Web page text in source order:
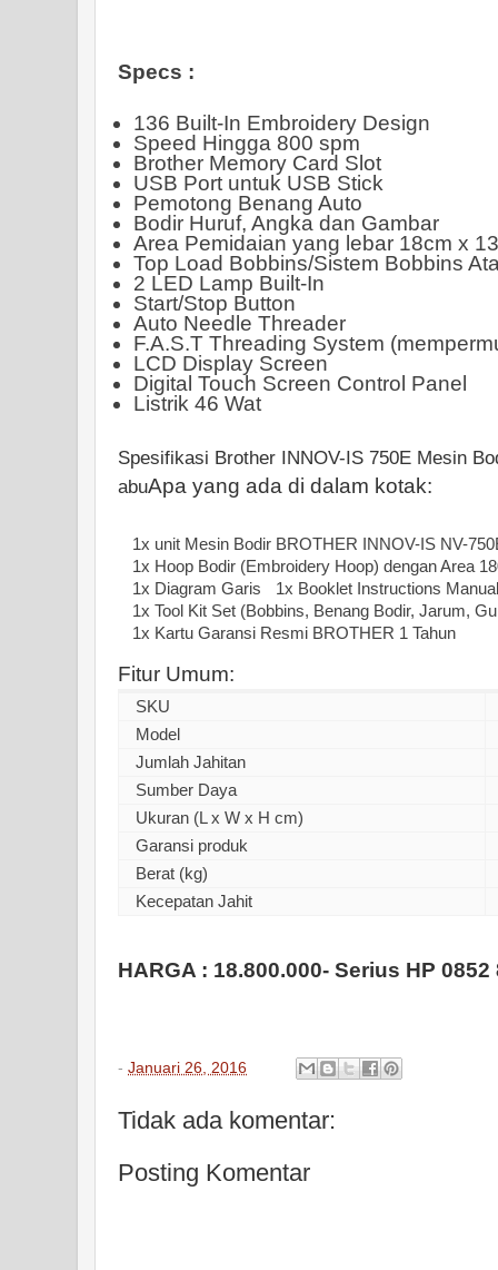
Specs :
136 Built-In Embroidery Design
Speed Hingga 800 spm
Brother Memory Card Slot
USB Port untuk USB Stick
Pemotong Benang Auto
Bodir Huruf, Angka dan Gambar
Area Pemidaian yang lebar 18cm x
Top Load Bobbins/Sistem Bobbins
2 LED Lamp Built-In
Start/Stop Button
Auto Needle Threader
F.A.S.T Threading System
LCD Display Screen
Digital Touch Screen Control Panel
Listrik 46 Wat
Spesifikasi Brother INNOV-IS 750E Mesin
abuApa yang ada di dalam kotak:
1x unit Mesin Bodir BROTHER INNOV-IS NV-
1x Hoop Bodir (Embroidery Hoop) dengan Area
1x Diagram Garis
1x Booklet Instructions Manual
1x Tool Kit Set (Bobbins, Benang Bodir, Jarum,
1x Kartu Garansi Resmi BROTHER 1 Tahun
Fitur Umum:
SKU
Model
Jumlah Jahitan
Sumber Daya
Ukuran (L x W x H cm)
Garansi produk
Berat (kg)
Kecepatan Jahit
HARGA : 18.800.000- Serius HP 0852
- Januari 26, 2016
Tidak ada komentar:
Posting Komentar